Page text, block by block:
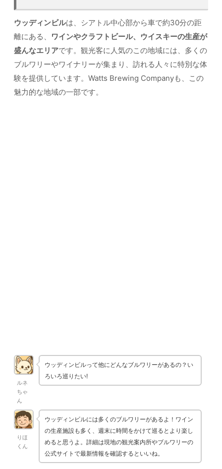
ウッディンビルは、シアトル中心部から車で約30分の距
離にある、
ワインやクラフトビール、ウイスキーの生産が
盛んなエリアです。観光客に人気のこの地域には、多くの
ブルワリーやワイナリーが集まり、訪れる人々に特別な体
験を提供しています。Watts Brewing Companyも、この
魅力的な地域の一部です。
ルネ
ちゃ
ん
ウッディンビルって他にどんなブルワリーがあるの？い
ろいろ巡りたい!
りほ
くん
ウッディンビルには多くのブルワリーがあるよ！ワイン
の生産施設も多く、週末に時間をかけて巡るとより楽し
めると思うよ。詳細は現地の観光案内所やブルワリーの
公式サイトで最新情報を確認するといいね。